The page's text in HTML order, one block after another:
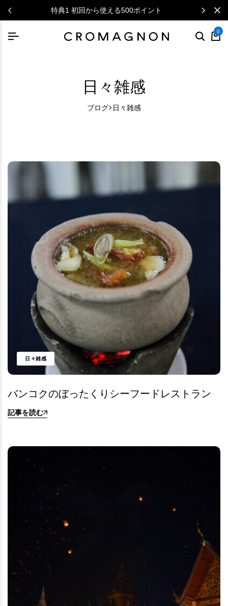
ニュースレターで毎月500円クーポン
0
日々雑感
ブログ 日々雑感
日々雑感
バンコクのぼったくりシーフードレストラン
記事を読む